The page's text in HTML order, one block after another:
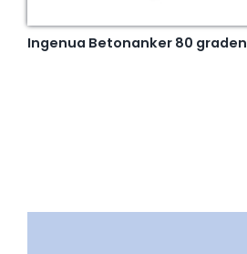
Ingenua Betonanker 80 graden